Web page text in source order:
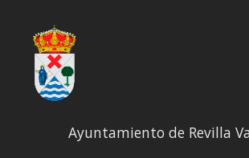
Ayuntamiento de Revilla